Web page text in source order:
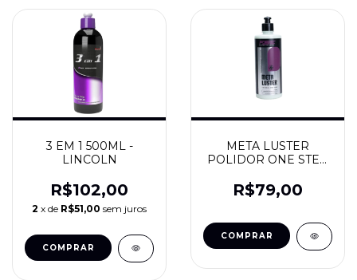
3 EM 1 500ML -
LINCOLN
R$102,00
2 x de R$51,00 sem juros
META LUSTER
POLIDOR ONE STEP
R$79,00